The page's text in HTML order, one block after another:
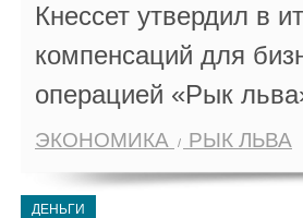
Кнессет утвердил в
компенсаций для
операцией «Рык
ЭКОНОМИКА РЫК ЛЬВА
ДЕНЬГИ